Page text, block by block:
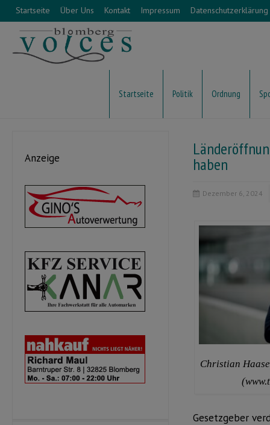
Startseite Über Uns Kontakt Impressum Datenschutzerklärung
Startseite Politik Ordnung
haben
Dezember 6, 2024
Christian
Gesetzgeber
Anzeige